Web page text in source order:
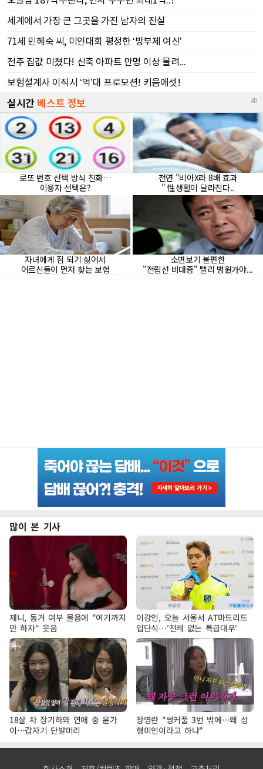
많이 본 기사
제니, 동거 여부 물음에 "여기까지
만 하자" 웃음
이강인, 오늘 서울서 AT마드리드
입단식…'전례 없는 특급대우'
18살 차 장기하와 연애 중 윤가
이…갑자기 단발머리
장영란 "쌍커풀 3번 밖에…왜 성
형미인이라고 하냐"